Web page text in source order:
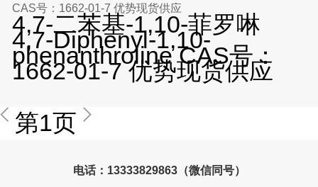
CAS号：1662-01-7 优势现货供应
4,7-二苯基-1,10-菲罗啉
4,7-Diphenyl-1,10-
phenanthroline CAS号：
1662-01-7 优势现货供应
第1页
电话：13333829863（微信同号）